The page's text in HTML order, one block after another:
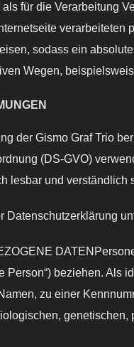
als für die Verarbeitung
sodass ein
Wegen,
der Gismo Graf Trio
(DS-GVO)
lesbar und
Datenschutzerklärung
Person“) beziehen.
zu einer